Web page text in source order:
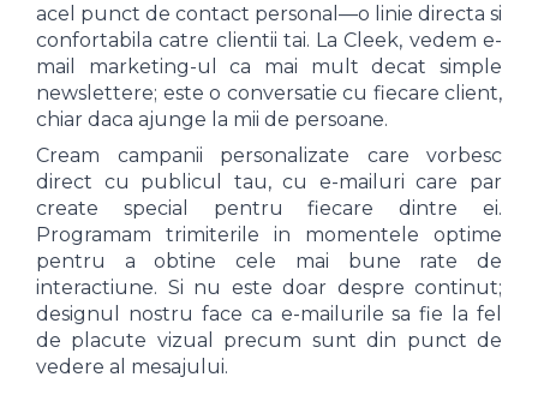
acel punct de contact personal—o linie directa si
confortabila catre clientii tai. La Cleek, vedem e-
mail marketing-ul ca mai mult decat simple
newslettere; este o conversatie cu fiecare client,
chiar daca ajunge la mii de persoane.
Cream campanii personalizate care vorbesc
direct cu publicul tau, cu e-mailuri care par
create special pentru fiecare dintre ei.
Programam trimiterile in momentele optime
pentru a obtine cele mai bune rate de
interactiune. Si nu este doar despre continut;
designul nostru face ca e-mailurile sa fie la fel
de placute vizual precum sunt din punct de
vedere al mesajului.